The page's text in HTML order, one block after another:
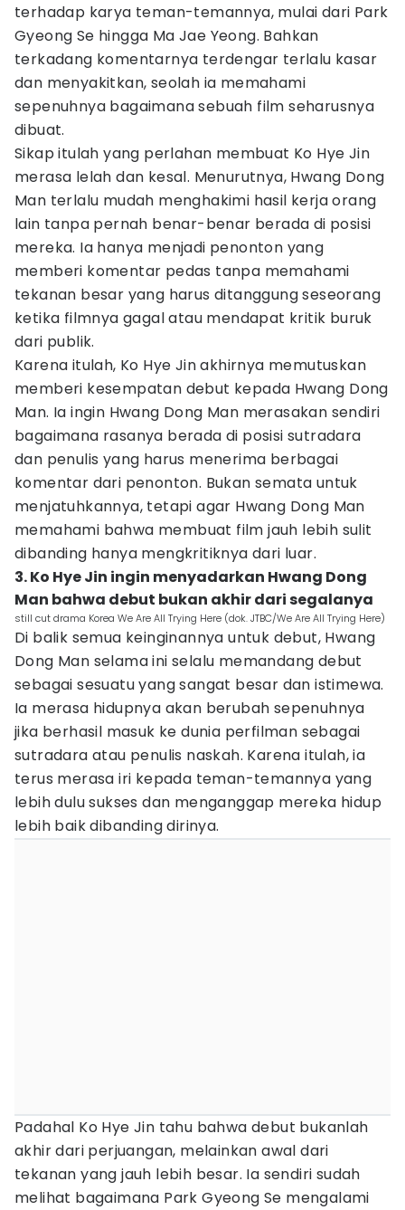
terhadap karya teman-temannya, mulai dari Park
Gyeong Se hingga Ma Jae Yeong. Bahkan
terkadang komentarnya terdengar terlalu kasar
dan menyakitkan, seolah ia memahami
sepenuhnya bagaimana sebuah film seharusnya
dibuat.
Sikap itulah yang perlahan membuat Ko Hye Jin
merasa lelah dan kesal. Menurutnya, Hwang Dong
Man terlalu mudah menghakimi hasil kerja orang
lain tanpa pernah benar-benar berada di posisi
mereka. Ia hanya menjadi penonton yang
memberi komentar pedas tanpa memahami
tekanan besar yang harus ditanggung seseorang
ketika filmnya gagal atau mendapat kritik buruk
dari publik.
Karena itulah, Ko Hye Jin akhirnya memutuskan
memberi kesempatan debut kepada Hwang Dong
Man. Ia ingin Hwang Dong Man merasakan sendiri
bagaimana rasanya berada di posisi sutradara
dan penulis yang harus menerima berbagai
komentar dari penonton. Bukan semata untuk
menjatuhkannya, tetapi agar Hwang Dong Man
memahami bahwa membuat film jauh lebih sulit
dibanding hanya mengkritiknya dari luar.
3. Ko Hye Jin ingin menyadarkan Hwang Dong
Man bahwa debut bukan akhir dari segalanya
still cut drama Korea We Are All Trying Here (dok. JTBC/We Are All Trying Here)
Di balik semua keinginannya untuk debut, Hwang
Dong Man selama ini selalu memandang debut
sebagai sesuatu yang sangat besar dan istimewa.
Ia merasa hidupnya akan berubah sepenuhnya
jika berhasil masuk ke dunia perfilman sebagai
sutradara atau penulis naskah. Karena itulah, ia
terus merasa iri kepada teman-temannya yang
lebih dulu sukses dan menganggap mereka hidup
lebih baik dibanding dirinya.
Padahal Ko Hye Jin tahu bahwa debut bukanlah
akhir dari perjuangan, melainkan awal dari
tekanan yang jauh lebih besar. Ia sendiri sudah
melihat bagaimana Park Gyeong Se mengalami